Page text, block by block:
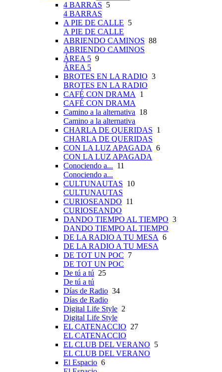
4 BARRAS 5
4 BARRAS
A PIE DE CALLE 5
A PIE DE CALLE
ABRIENDO CAMINOS 88
ABRIENDO CAMINOS
ÁREA 5 9
ÁREA 5
BROTES EN LA RADIO 3
BROTES EN LA RADIO
CAFÉ CON DRAMA 1
CAFÉ CON DRAMA
Camino a la alternativa 18
Camino a la alternativa
CHARLA DE QUERIDAS 1
CHARLA DE QUERIDAS
CON LA LUZ APAGADA 6
CON LA LUZ APAGADA
Conociendo a... 11
Conociendo a...
CULTUNAUTAS 10
CULTUNAUTAS
CURIOSEANDO 11
CURIOSEANDO
DANDO TIEMPO AL TIEMPO 3
DANDO TIEMPO AL TIEMPO
DE LA RADIO A TU MESA 6
DE LA RADIO A TU MESA
DE TOT UN POC 7
DE TOT UN POC
De tú a tú 25
De tú a tú
Días de Radio 34
Días de Radio
Digital Life Style 2
Digital Life Style
EL CATENACCIO 27
EL CATENACCIO
EL CLUB DEL VERANO 5
EL CLUB DEL VERANO
El Espacio 6